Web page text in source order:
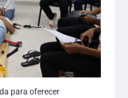
para oferecer